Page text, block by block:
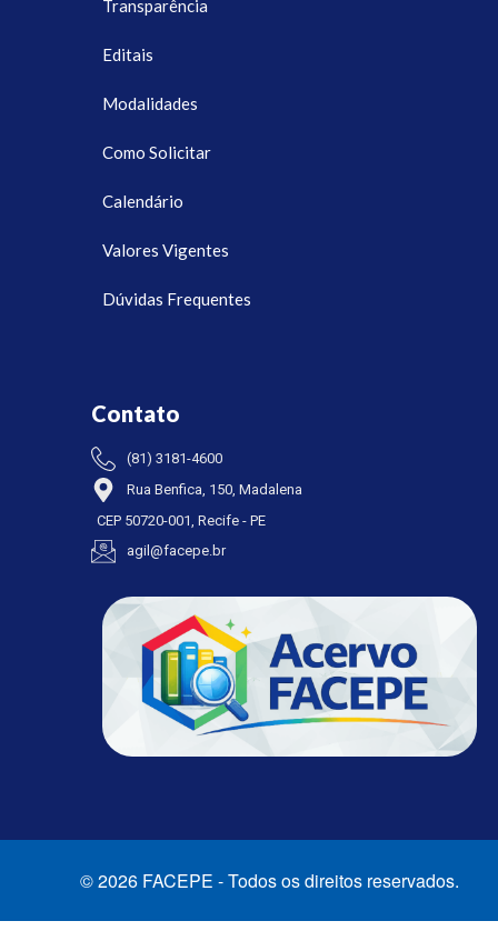
Transparência
Editais
Modalidades
Como Solicitar
Calendário
Valores Vigentes
Dúvidas Frequentes
Contato
(81) 3181-4600
Rua Benfica, 150, Madalena
CEP 50720-001, Recife - PE
agil@facepe.br
© 2026 FACEPE - Todos os direitos reservados.